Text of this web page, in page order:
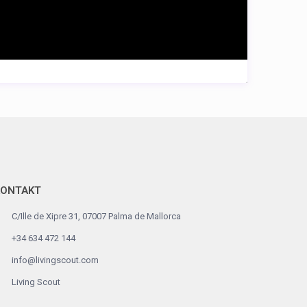
C/Ille de Xipre 31, 07007 Palma de Mallorca
+34 634 472 144
info@livingscout.com
Living Scout